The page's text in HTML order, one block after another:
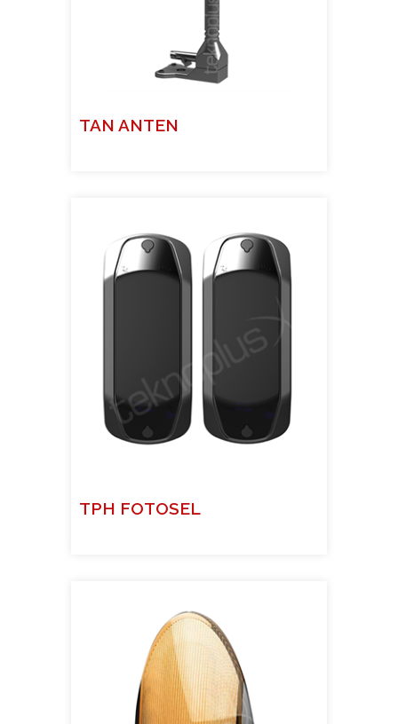
TAN ANTEN
TPH FOTOSEL